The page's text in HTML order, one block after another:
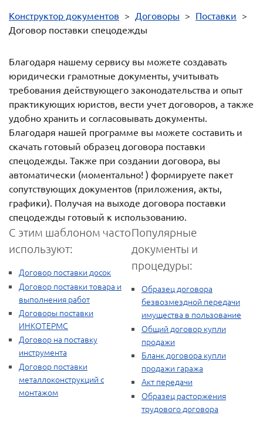
Конструктор документов > Договоры > Поставки >
Договор поставки спецодежды
Благодаря нашему сервису вы можете создавать
юридически грамотные документы, учитывать
требования действующего законодательства и опыт
практикующих юристов, вести учет договоров, а также
удобно хранить и согласовывать документы.
Благодаря нашей программе вы можете составить и
скачать готовый образец договора поставки
спецодежды. Также при создании договора, вы
автоматически (моментально! ) формируете пакет
сопутствующих документов (приложения, акты,
графики). Получая на выходе договора поставки
спецодежды готовый к использованию.
С этим шаблоном часто
используют:
Договор поставки досок
Договор поставки товара и
выполнения работ
Договоры поставки
ИНКОТЕРМС
Договор на поставку
инструмента
Договор поставки
металлоконструкций с
монтажом
Популярные
документы и
процедуры:
Образец договора
безвозмездной передачи
имущества в пользование
Общий договор купли
продажи
Бланк договора купли
продажи гаража
Акт передачи
Образец расторжения
трудового договора